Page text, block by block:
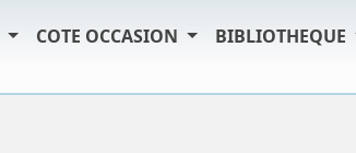
COTE OCCASION BIBLIOTHEQUE